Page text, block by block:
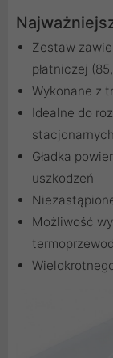
Zestaw
płatniczej
Wykonane z
Idealne do
Gładka
uszkodzeń
Możliwość